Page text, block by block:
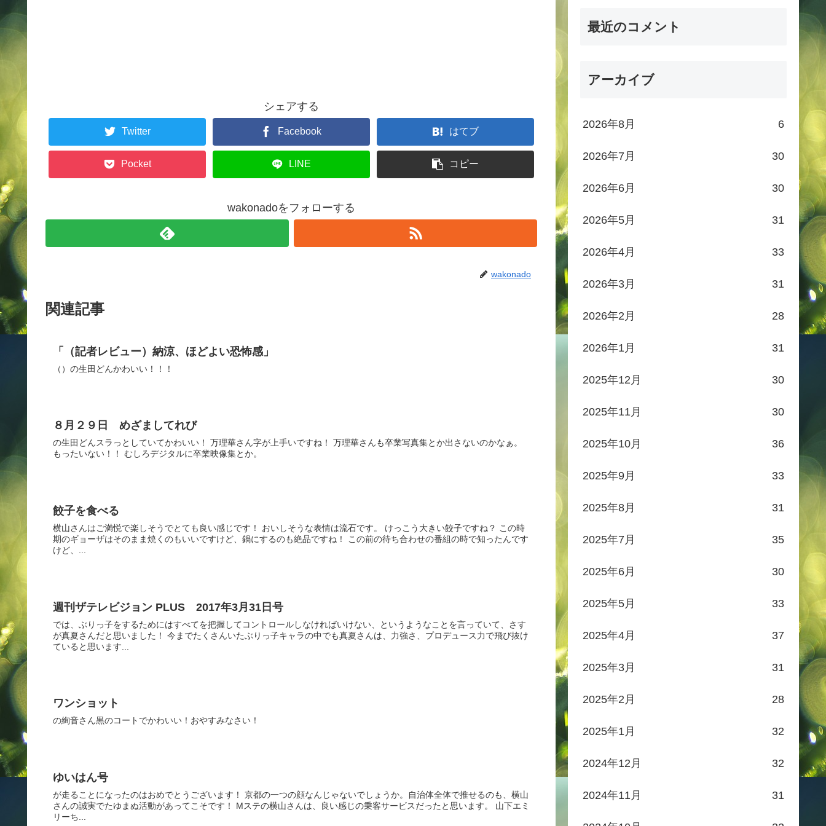
シェアする
Twitter Facebook はてブ
Pocket LINE コピー
wakonadoをフォローする
wakonado
関連記事
「（記者レビュー）納涼、ほどよい恐怖感」
（）の生田どんかわいい！！！
８月２９日 めざましてれび
の生田どんスラっとしていてかわいい！ 万理華さん字が上手いですね！ 万理華さんも卒業写真集とか出さないのかなぁ。
もったいない！！ むしろデジタルに卒業映像集とか。
餃子を食べる
横山さんはご満悦で楽しそうでとても良い感じです！ おいしそうな表情は流石です。 けっこう大きい餃子ですね？ この時
期のギョーザはそのまま焼くのもいいですけど、鍋にするのも絶品ですね！ この前の待ち合わせの番組の時で知ったんです
けど、...
週刊ザテレビジョン PLUS 2017年3月31日号
では、ぶりっ子をするためにはすべてを把握してコントロールしなければいけない、というようなことを言っていて、さす
が真夏さんだと思いました！ 今までたくさんいたぶりっ子キャラの中でも真夏さんは、力強さ、プロデュース力で飛び抜け
ていると思います...
ワンショット
の絢音さん黒のコートでかわいい！おやすみなさい！
ゆいはん号
が走ることになったのはおめでとうございます！ 京都の一つの顔なんじゃないでしょうか。自治体全体で推せるのも、横山
さんの誠実でたゆまぬ活動があってこそです！ Mステの横山さんは、良い感じの乗客サービスだったと思います。 山下エミ
リーち...
最近のコメント
アーカイブ
2026年8月 6
2026年7月 30
2026年6月 30
2026年5月 31
2026年4月 33
2026年3月 31
2026年2月 28
2026年1月 31
2025年12月 30
2025年11月 30
2025年10月 36
2025年9月 33
2025年8月 31
2025年7月 35
2025年6月 30
2025年5月 33
2025年4月 37
2025年3月 31
2025年2月 28
2025年1月 32
2024年12月 32
2024年11月 31